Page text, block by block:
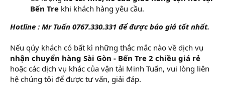
Bến Tre khi khách hàng yêu cầu.
Hotline : Mr Tuấn 0767.330.331 để được báo giá tốt nhất.
Nếu qúy khách có bất kì những thắc mắc nào về dịch vụ
nhận chuyển hàng Sài Gòn - Bến Tre 2 chiều giá rẻ
hoặc các dịch vụ khác của vận tải Minh Tuấn, vui lòng liên
hệ chúng tôi để được tư vấn, giải đáp.